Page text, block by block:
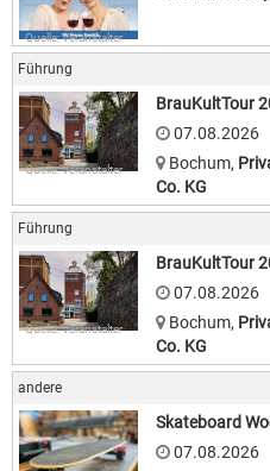
Quelle: Veranstalter
Führung
Quelle: Veranstalter
BrauKultTour
07.08.2026
Bochum,
Co. KG
Führung
Quelle: Veranstalter
BrauKultTour
07.08.2026
Bochum,
Co. KG
andere
Skateboard
07.08.2026